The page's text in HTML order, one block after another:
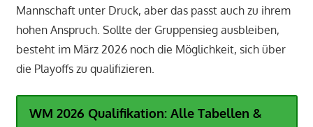
Mannschaft unter Druck, aber das passt auch zu ihrem
hohen Anspruch. Sollte der Gruppensieg ausbleiben,
besteht im März 2026 noch die Möglichkeit, sich über
die Playoffs zu qualifizieren.
WM 2026 Qualifikation: Alle Tabellen &